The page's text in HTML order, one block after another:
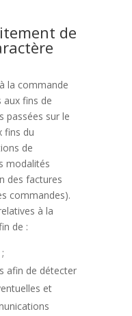
de
la commande
fins de
passées sur le
fins du
de
modalités
des factures
commandes).
à la
de :
afin de détecter
et